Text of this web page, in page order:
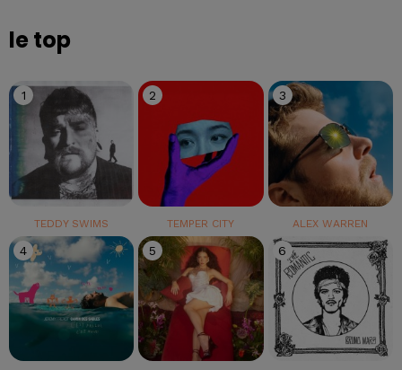
le top
1
TEDDY SWIMS
2
TEMPER CITY
3
ALEX WARREN
4 5 6